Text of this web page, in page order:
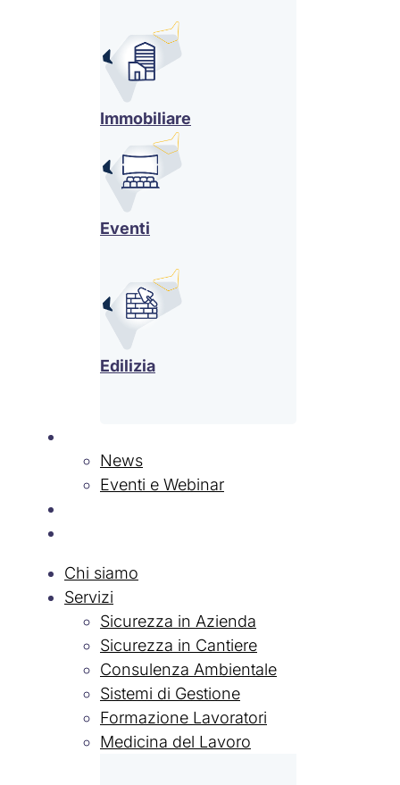
Immobiliare
Eventi
Edilizia
News
Eventi e Webinar
Chi siamo
Servizi
Sicurezza in Azienda
Sicurezza in Cantiere
Consulenza Ambientale
Sistemi di Gestione
Formazione Lavoratori
Medicina del Lavoro